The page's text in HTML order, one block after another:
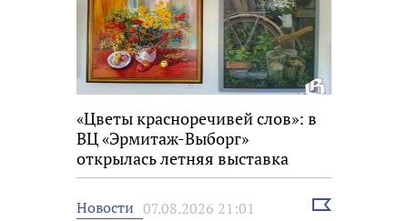
«Цветы красноречивей слов»: в
ВЦ «Эрмитаж-Выборг»
открылась летняя выставка
Новости 07.08.2026 21:01
Выбрать